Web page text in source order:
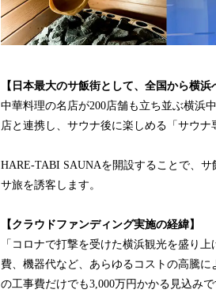
【日本最大のサ飯街として、全国から横浜
中華料理の名店が200店舗も立ち並ぶ横浜
店と連携し、サウナ後に楽しめる「サウナ
HARE-TABI SAUNAを開設することで、
サ旅を誘客します。
【クラウドファンディング実施の経緯】
「コロナで打撃を受けた横浜観光を盛り
費、機器代など、あらゆるコストの高騰
の工事費だけでも3,000万円かかる見込みで